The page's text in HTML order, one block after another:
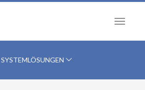
SYSTEMLÖSUNGEN